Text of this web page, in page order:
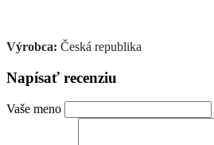
Výrobca: Česká republika
Napísať recenziu
Vaše meno